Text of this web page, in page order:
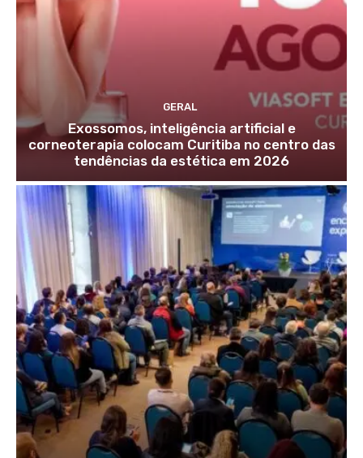
GERAL
Exossomos, inteligência artificial e
corneoterapia colocam Curitiba no centro das
tendências da estética em 2026